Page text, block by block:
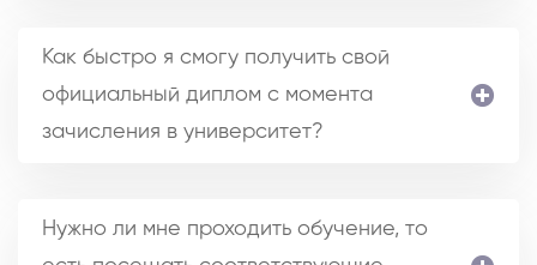
Как быстро я смогу получить свой
официальный диплом с момента
зачисления в университет?
Нужно ли мне проходить обучение, то